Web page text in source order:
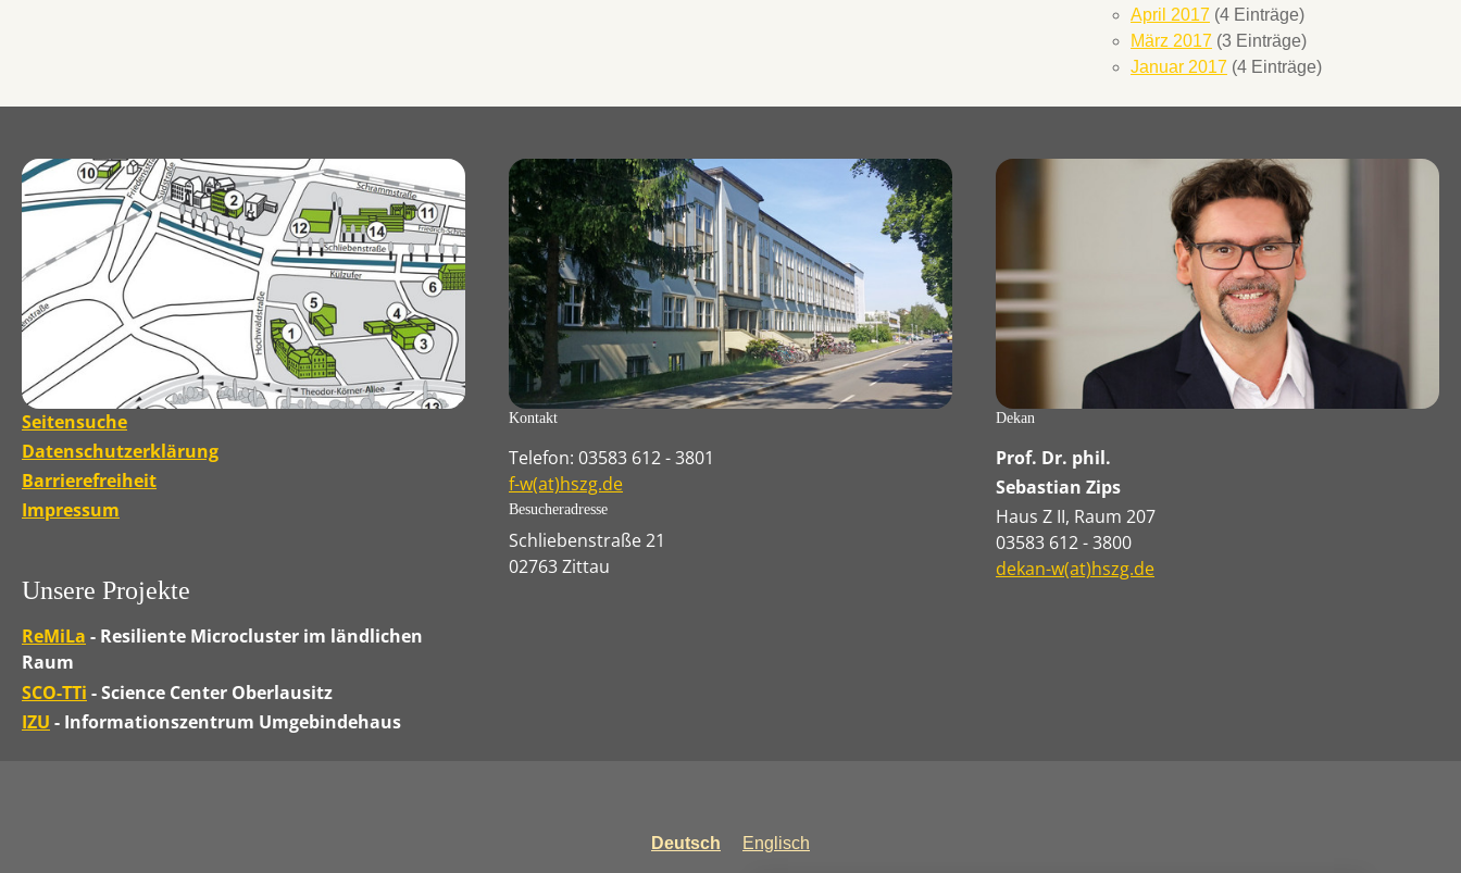
April 2017 (4 Einträge)
März 2017 (3 Einträge)
Januar 2017 (4 Einträge)
Seitensuche
Datenschutzerklärung
Barrierefreiheit
Impressum
Unsere Projekte
ReMiLa - Resiliente Microcluster im ländlichen
Raum
SCO-TTi - Science Center Oberlausitz
IZU - Informationszentrum Umgebindehaus
Kontakt
Telefon: 03583 612 - 3801
f-w(at)hszg.de
Besucheradresse
Schliebenstraße 21
02763 Zittau
Dekan
Prof. Dr. phil.
Sebastian Zips
Haus Z II, Raum 207
03583 612 - 3800
dekan-w(at)hszg.de
Deutsch Englisch